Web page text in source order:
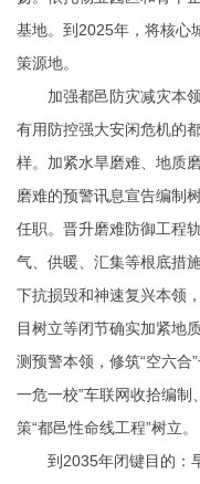
基地。到2025年，将核心
策源地。
加强都邑防灾减灾本领
有用防控强大安闲危机的
样。加紧水旱磨难、地质
磨难的预警讯息宣告编制
任职。晋升磨难防御工程
气、供暖、汇集等根底措
下抗损毁和神速复兴本领
目树立等闭节确实加紧地
测预警本领，修筑“空六合
一危一校”车联网收拾编
策“都邑性命线工程”树立。
到2035年闭键目的：早